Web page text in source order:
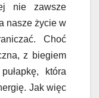
nie zawsze
nasze życie w
Choć
z biegiem
która
Jak więc